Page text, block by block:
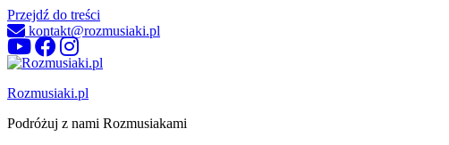
Przejdź do treści
kontakt@rozmusiaki.pl
Rozmusiaki.pl
Podróżuj z nami Rozmusiakami